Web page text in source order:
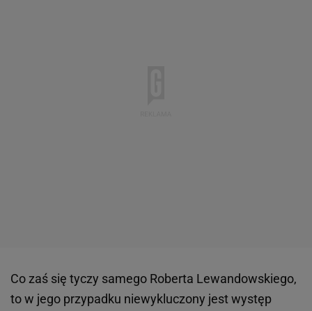
Co zaś się tyczy samego Roberta Lewandowskiego,
to w jego przypadku niewykluczony jest występ